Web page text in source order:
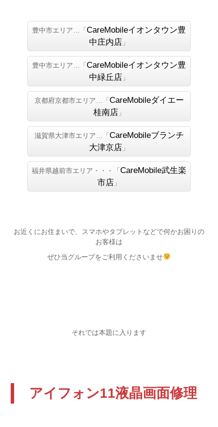
豊中市エリア…「 CareMobileイオンタウン豊
中庄内店 」
豊中市エリア…「 CareMobileイオンタウン豊
中緑丘店 」
京都府京都市エリア…「 CareMobileダイエー
桂南店 」
滋賀県大津市エリア…「 CareMobileブランチ
大津京店 」
福井県越前市エリア・・・「 CareMobile武生楽
市店 」
お近くにお住まいで、スマホやタブレットなどで何かお困りの
お客様は
ぜひ当グループをご利用くださいませ
それでは本題に入ります
アイフォン11液晶画面修理